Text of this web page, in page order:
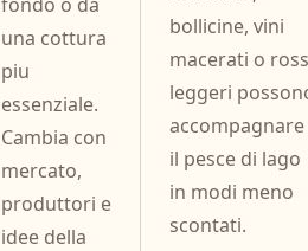
una cottura
piu
essenziale.
Cambia con
mercato,
produttori e
idee della
bollicine, vini
macerati o
leggeri
accompagnare
il pesce di lago
in modi meno
scontati.